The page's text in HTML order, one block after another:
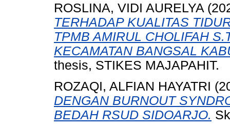
ROSLINA, VIDI AURELYA
TERHADAP KUALITAS
TPMB AMIRUL CHOLIFAH
KECAMATAN BANGSAL
thesis, STIKES MAJAPAHIT.
ROZAQI, ALFIAN HAYATRI
DENGAN BURNOUT
BEDAH RSUD SIDOARJO.